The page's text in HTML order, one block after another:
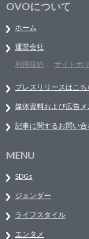
OVOについて
ホーム
運営会社
利用規約
サイトポ
プレスリリースはこち
媒体資料および広告メ
記事に関するお問い合
MENU
SDGs
ジェンダー
ライフスタイル
エンタメ